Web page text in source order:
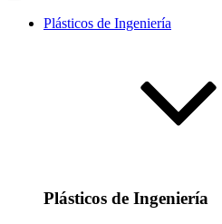
Plásticos de Ingeniería
Plásticos de Ingeniería